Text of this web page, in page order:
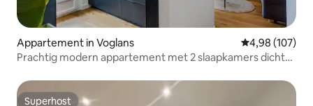
Appartement in Voglans Gemiddelde
4,98 (107)
Prachtig modern appartement met 2 slaapkamers dicht
Superhost